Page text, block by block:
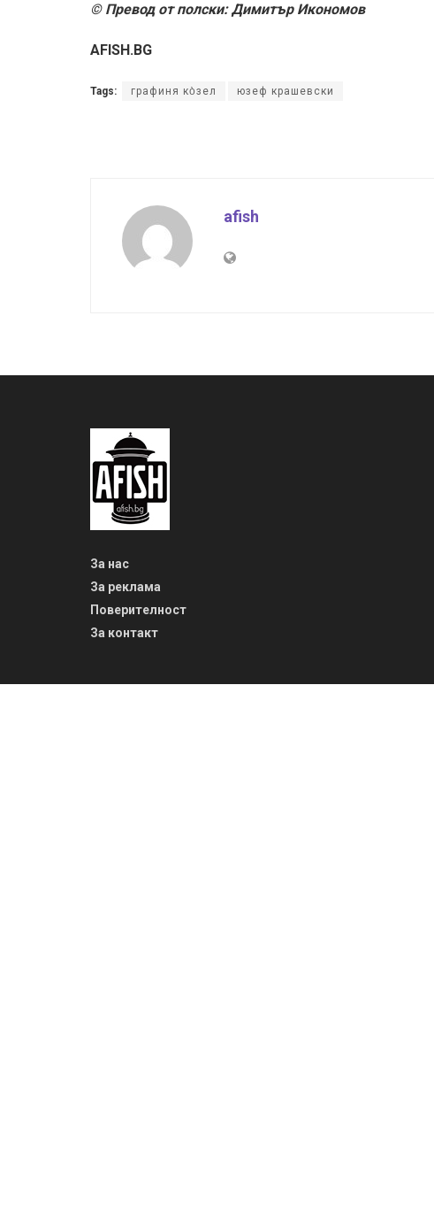
© Превод от полски: Димитър Икономов
AFISH.BG
Tags: графиня ко̀зел юзеф крашевски
afish
За нас
За реклама
Поверителност
За контакт